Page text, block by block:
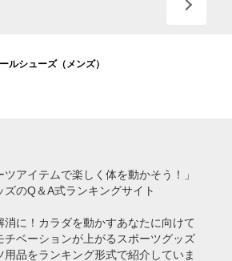
ルシューズ（メンズ）
ツアイテムで楽しく体を動かそう！」
のQ＆A式ランキングサイト
に！カラダを動かすあなたに向けて
チベーションが上がるスポーツグッズ
品をランキング形式で紹介していま